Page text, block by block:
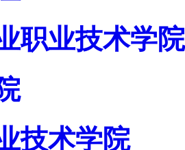
职业技术学院
技术学院